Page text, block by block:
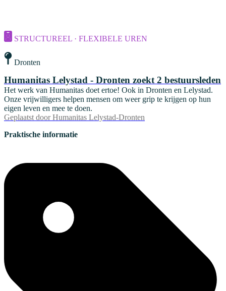
STRUCTUREEL · FLEXIBELE UREN
Dronten
Humanitas Lelystad - Dronten zoekt 2 bestuursleden
Het werk van Humanitas doet ertoe! Ook in Dronten en Lelystad.
Onze vrijwilligers helpen mensen om weer grip te krijgen op hun
eigen leven en mee te doen.
Geplaatst door Humanitas Lelystad-Dronten
Praktische informatie